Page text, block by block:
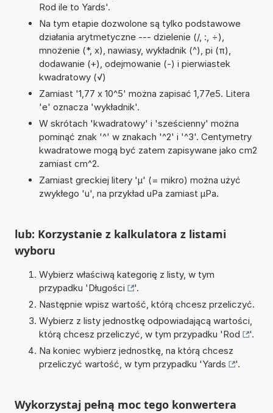
Rod ile to Yards'.
Na tym etapie dozwolone są tylko podstawowe
działania arytmetyczne --- dzielenie (/, :, ÷),
mnożenie (*, x), nawiasy, wykładnik (^), pi (π),
dodawanie (+), odejmowanie (-) i pierwiastek
kwadratowy (√)
Zamiast '1,77 x 10^5' można zapisać 1,77e5. Litera
'e' oznacza 'wykładnik'.
W skrótach 'kwadratowy' i 'sześcienny' można
pominąć znak '^' w znakach '^2' i '^3'. Centymetry
kwadratowe mogą być zatem zapisywane jako cm2
zamiast cm^2.
Zamiast greckiej litery 'µ' (= mikro) można użyć
zwykłego 'u', na przykład uPa zamiast µPa.
lub: Korzystanie z kalkulatora z listami
wyboru
Wybierz właściwą kategorię z listy, w tym
przypadku 'Długości
'.
Następnie wpisz wartość, którą chcesz przeliczyć.
Wybierz z listy jednostkę odpowiadającą wartości,
którą chcesz przeliczyć, w tym przypadku 'Rod
'.
Na koniec wybierz jednostkę, na którą chcesz
przeliczyć wartość, w tym przypadku 'Yards '.
Wykorzystaj pełną moc tego konwertera